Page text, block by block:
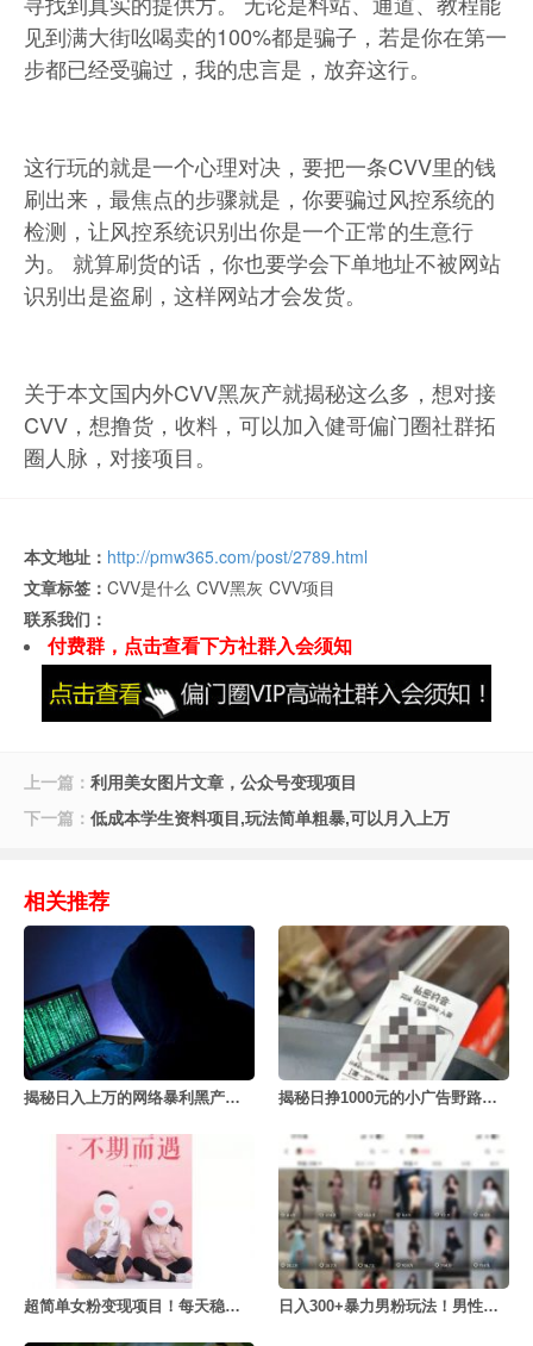
见到满大街吆喝卖的100%都是骗子，若是你在第一
步都已经受骗过，我的忠言是，放弃这行。
这行玩的就是一个心理对决，要把一条CVV里的钱
刷出来，最焦点的步骤就是，你要骗过风控系统的
检测，让风控系统识别出你是一个正常的生意行
为。 就算刷货的话，你也要学会下单地址不被网站
识别出是盗刷，这样网站才会发货。
关于本文国内外CVV黑灰产就揭秘这么多， 想对接
CVV，想撸货，收料，可以加入健哥偏门圈社群拓
圈人脉，对接项目。
本文地址： http://pmw365.com/post/2789.html
文章标签： CVV是什么 CVV黑灰 CVV项目
联系我们：
付费群，点击查看下方社群入会须知
上一篇： 利用美女图片文章，公众号变现项目
下一篇： 低成本学生资料项目,玩法简单粗暴,可以月入上万
相关推荐
揭秘日入上万的网络暴利黑产号商项目 揭秘日挣1000元的小广告野路子项目
超简单女粉变现项目！每天稳定500+ 日入300+暴力男粉玩法！男性私域暴力变现